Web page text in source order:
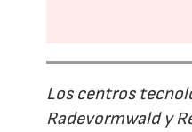
Los centros
Radevormwald y